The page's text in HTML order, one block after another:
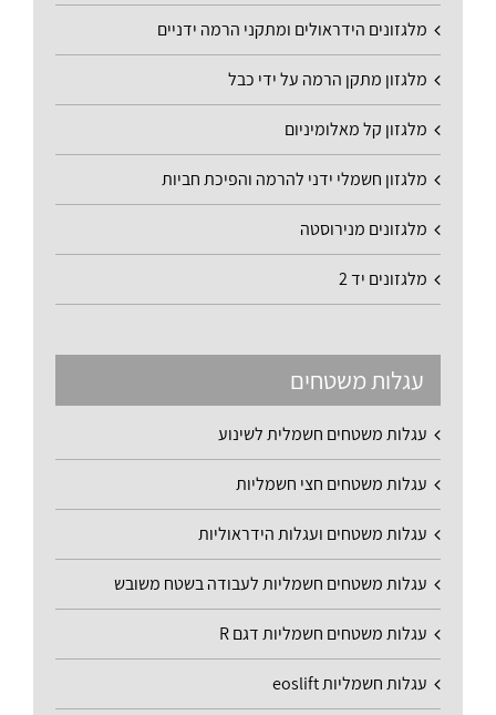
מלגזונים הידראולים ומתקני הרמה ידניים
מלגזון מתקן הרמה על ידי כבל
מלגזון קל מאלומיניום
מלגזון חשמלי ידני להרמה והפיכת חביות
מלגזונים מנירוסטה
מלגזונים יד 2
עגלות משטחים
עגלות משטחים חשמלית לשינוע
עגלות משטחים חצי חשמליות
עגלות משטחים ועגלות הידראוליות
עגלות משטחים חשמליות לעבודה בשטח משובש
עגלות משטחים חשמליות דגם R
עגלות חשמליות eoslift